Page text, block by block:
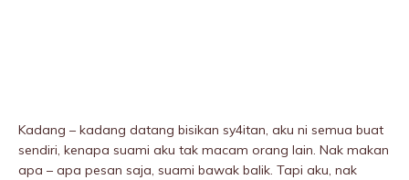
Kadang – kadang datang bisikan sy4itan, aku ni semua buat
sendiri, kenapa suami aku tak macam orang lain. Nak makan
apa – apa pesan saja, suami bawak balik. Tapi aku, nak